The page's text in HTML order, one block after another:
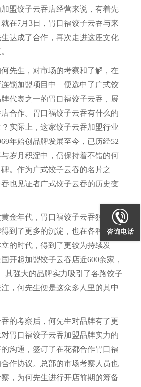
盟饺子云吞店经营来说，有着先
在7月3日，胃口福饺子云吞与来
达成了合作，再次走进这座文化
先生，对市场的考察和了解，在
锁加盟项目中，便选中了广式饺
代表之一的胃口福饺子云吞，展
合作。胃口福饺子云吞有什么的
实际上，这家饺子云吞加盟行业
年始创品牌发展至今，已历经52
岁月积淀中，仍保持着不错的何
。作为广式饺子云吞的名片之
也见证者广式饺子云吞的历史变
金年代，胃口福饺子云吞独到的
到了更多的沉淀，也在各种饺子
的时代，得到了更较为持续发
开起加盟饺子云吞店近600余家，
其强大的品牌实力吸引了各路饺子
，何先生便是这众多人里的其中
的考察后，何先生对品牌有了更
胃口福饺子云吞加盟品牌实力的
沟通，签订了在花都合作胃口福
作协议。总部的市场考察人员也
，为何先生进行开店前期的筹备